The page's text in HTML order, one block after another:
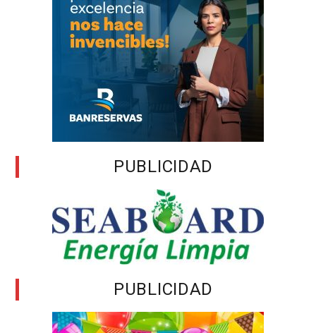
PUBLICIDAD
PUBLICIDAD